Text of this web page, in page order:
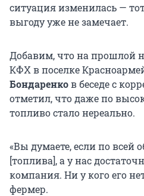
ситуация изменилась —
выгоду уже не замечает.
Добавим, что на прошлой
КФХ в поселке
Бондаренков беседе с
отметил, что даже по
топливо стало нереально.
«Вы думаете, если по всей
[топлива], а у нас
компания. Ни у кого его
фермер.